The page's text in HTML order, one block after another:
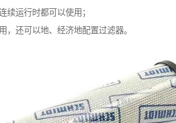
续运行时都可以使用；
，还可以地、经济地配置过滤器。